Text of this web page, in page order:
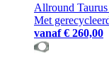
Allround
Met
vanaf € 260,00